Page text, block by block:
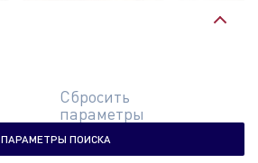
Сбросить
параметры
ПАРАМЕТРЫ ПОИСКА